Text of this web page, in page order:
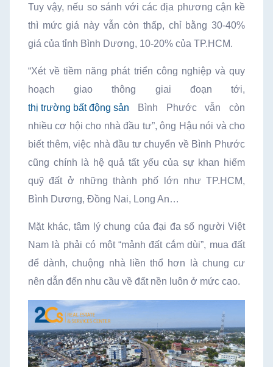
Tuy vậy, nếu so sánh với các địa phương cận kề
thì mức giá này vẫn còn thấp, chỉ bằng 30-40%
giá của tỉnh Bình Dương, 10-20% của TP.HCM.
“Xét về tiềm năng phát triển công nghiệp và quy
hoạch giao thông giai đoạn tới,
thị trường bất động sản Bình Phước vẫn còn
nhiều cơ hội cho nhà đầu tư”, ông Hậu nói và cho
biết thêm, việc nhà đầu tư chuyển về Bình Phước
cũng chính là hệ quả tất yếu của sự khan hiếm
quỹ đất ở những thành phố lớn như TP.HCM,
Bình Dương, Đồng Nai, Long An…
Mặt khác, tâm lý chung của đại đa số người Việt
Nam là phải có một “mảnh đất cắm dùi”, mua đất
để dành, chuộng nhà liền thổ hơn là chung cư
nên dẫn đến nhu cầu về đất nền luôn ở mức cao.